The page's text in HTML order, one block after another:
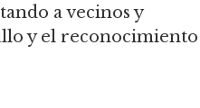
a vecinos y
y el reconocimiento